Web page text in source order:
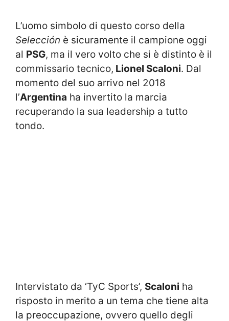
L’uomo simbolo di questo corso della
Selección è sicuramente il campione oggi
al PSG, ma il vero volto che si è distinto è il
commissario tecnico, Lionel Scaloni. Dal
momento del suo arrivo nel 2018
l’Argentina ha invertito la marcia
recuperando la sua leadership a tutto
tondo.
Intervistato da ‘TyC Sports’, Scaloni ha
risposto in merito a un tema che tiene alta
la preoccupazione, ovvero quello degli